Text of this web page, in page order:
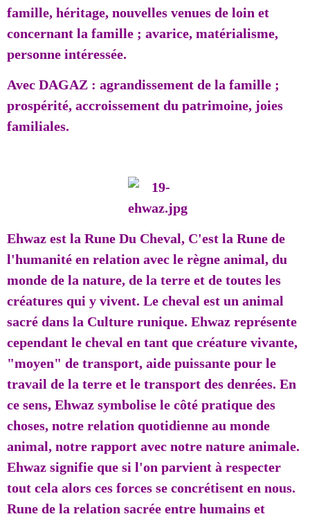
famille, héritage, nouvelles venues de loin et
concernant la famille ; avarice, matérialisme,
personne intéressée.
Avec DAGAZ : agrandissement de la famille ;
prospérité, accroissement du patrimoine, joies
familiales.
Ehwaz est la Rune Du Cheval, C'est la Rune de
l'humanité en relation avec le règne animal, du
monde de la nature, de la terre et de toutes les
créatures qui y vivent. Le cheval est un animal
sacré dans la Culture runique. Ehwaz représente
cependant le cheval en tant que créature vivante,
"moyen" de transport, aide puissante pour le
travail de la terre et le transport des denrées. En
ce sens, Ehwaz symbolise le côté pratique des
choses, notre relation quotidienne au monde
animal, notre rapport avec notre nature animale.
Ehwaz signifie que si l'on parvient à respecter
tout cela alors ces forces se concrétisent en nous.
Rune de la relation sacrée entre humains et